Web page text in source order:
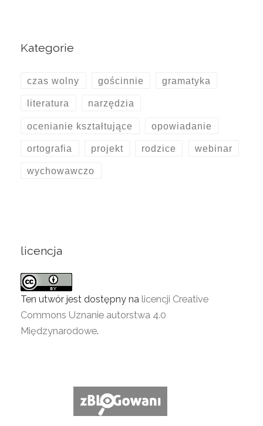
Kategorie
czas wolny gościnnie gramatyka
literatura narzędzia
ocenianie kształtujące opowiadanie
ortografia projekt rodzice webinar
wychowawczo
licencja
Ten utwór jest dostępny na licencji Creative
Commons Uznanie autorstwa 4.0
Międzynarodowe.